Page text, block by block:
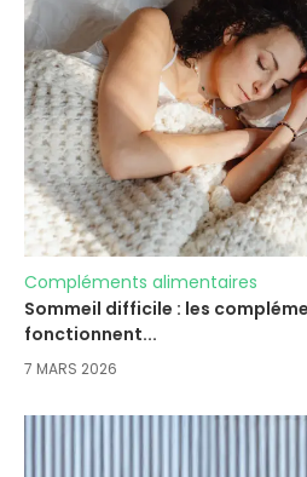
Compléments alimentaires
Sommeil difficile : les
fonctionnent...
7 MARS 2026